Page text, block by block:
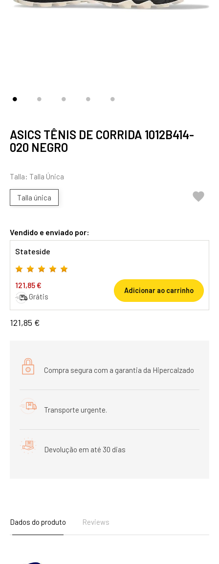
ASICS TÊNIS DE CORRIDA 1012B414-
020 NEGRO
Talla: Talla Única
Talla única 
Vendido e enviado por:
Stateside
121,85 €
Grátis
Adicionar ao carrinho
121,85 €
Compra segura com a garantia da Hipercalzado
Transporte urgente.
Devolução em até 30 dias
Dados do produto Reviews